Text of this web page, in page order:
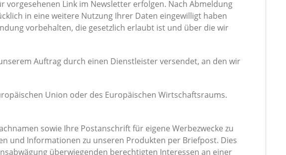
Link im Newsletter erfolgen. Nach Abmeldung
in eine weitere Nutzung Ihrer Daten eingewilligt haben
vorbehalten, die gesetzlich erlaubt ist und über die wir
Auftrag durch einen Dienstleister versendet, an den wir
Union oder des Europäischen Wirtschaftsraums.
sowie Ihre Postanschrift für eigene Werbezwecke zu
und Informationen zu unseren Produkten per Briefpost. Dies
überwiegenden berechtigten Interessen an einer